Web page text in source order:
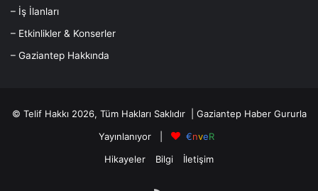
– İş İlanları
– Etkinlikler & Konserler
– Gaziantep Hakkında
© Telif Hakkı 2026, Tüm Hakları Saklıdır | Gaziantep HaberGururla
Yayınlanıyor |
€nveR
Hikayeler
Bilgi İletişim